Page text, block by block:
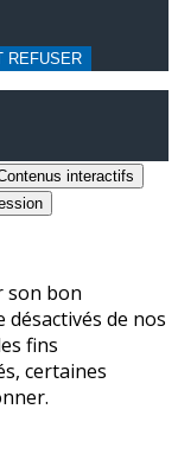
REFUSER
interactifs
son bon
de nos
fins
certaines